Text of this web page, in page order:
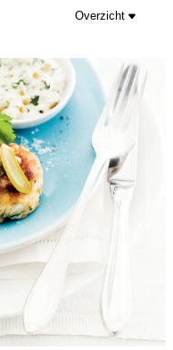
Overzicht